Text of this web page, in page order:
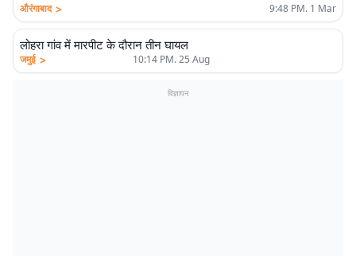
औरंगाबाद > 9:48 PM. 1 Mar
लोहरा गांव में मारपीट के दौरान तीन घायल
जमुई > 10:14 PM. 25 Aug
विज्ञापन